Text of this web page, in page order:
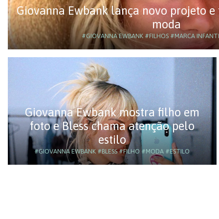
Giovanna Ewbank lança novo projeto
moda
#GIOVANNA EWBANK#FILHOS#MARCA
Giovanna Ewbank mostra filho em
foto e Bless chama atenção pelo
estilo
#GIOVANNA EWBANK#BLESS#FILHO #MODA #ESTILO